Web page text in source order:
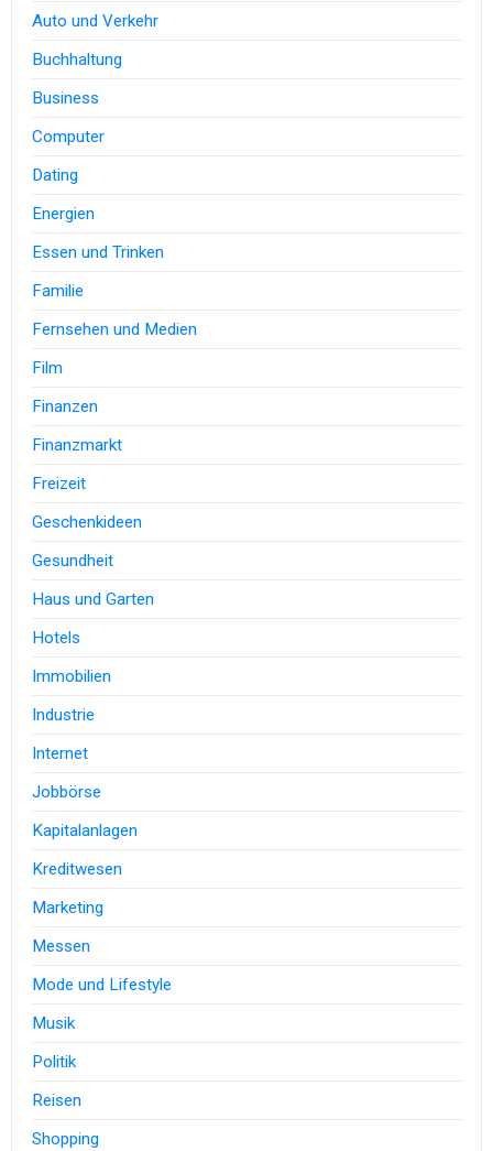
Auto und Verkehr
Buchhaltung
Business
Computer
Dating
Energien
Essen und Trinken
Familie
Fernsehen und Medien
Film
Finanzen
Finanzmarkt
Freizeit
Geschenkideen
Gesundheit
Haus und Garten
Hotels
Immobilien
Industrie
Internet
Jobbörse
Kapitalanlagen
Kreditwesen
Marketing
Messen
Mode und Lifestyle
Musik
Politik
Reisen
Shopping